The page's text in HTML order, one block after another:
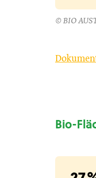
© BIO
Bio-